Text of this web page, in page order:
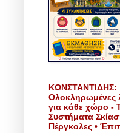
ΚΩΝΣΤΑΝΤΙΔΗΣ:
Ολοκληρωμένες
για κάθε χώρο -
Συστήματα
Πέργκολες •